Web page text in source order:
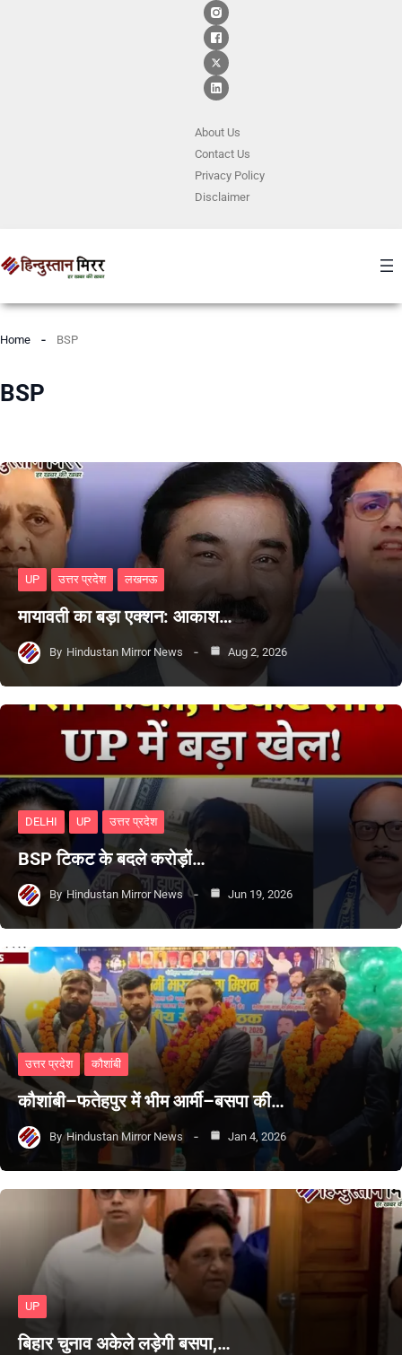
About Us
ContactUs
Privacy Policy
Disclaimer
Home BSP
BSP
UP उत्तर प्रदेश लखनऊ
मायावती का बड़ा एक्शन: आकाश…
By Hindustan Mirror News Aug 2, 2026
DELHI UP उत्तर प्रदेश
BSP टिकट के बदले करोड़ों…
By Hindustan Mirror News Jun 19, 2026
उत्तर प्रदेश कौशांबी
कौशांबी–फतेहपुर में भीम आर्मी–बसपा की…
By Hindustan Mirror News Jan 4, 2026
UP
बिहार चुनाव अकेले लड़ेगी बसपा,…